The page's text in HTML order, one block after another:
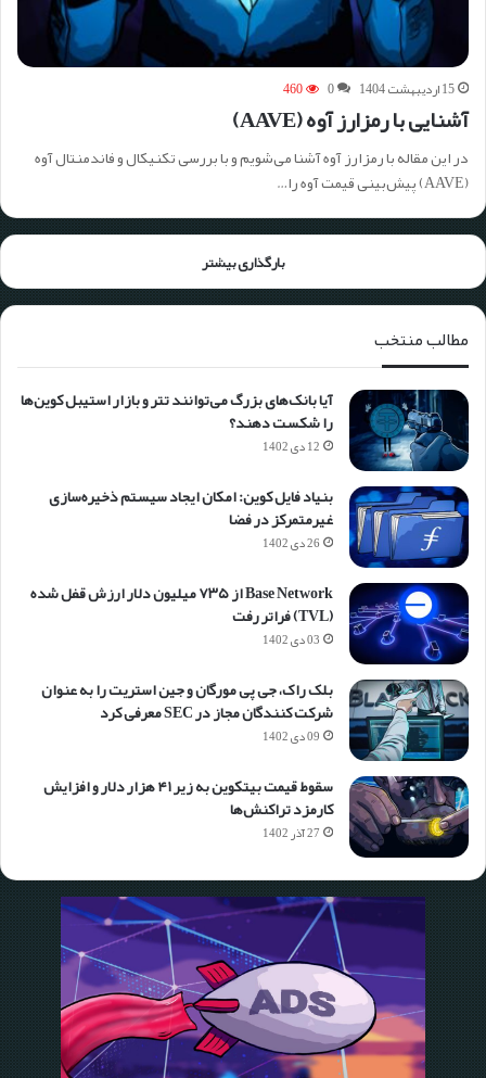
15 اردیبهشت 1404 0
460
آشنایی با رمزارز آوه (AAVE)
در این مقاله با رمزارز آوه آشنا می‌شویم و با بررسی تکنیکال و فاندمنتال آوه
(AAVE) پیش‌بینی قیمت آوه را…
بارگذاری بیشتر
مطالب منتخب
آیا بانک‌های بزرگ می‌توانند تتر و بازار استیبل کوین‌ها
را شکست دهند؟
12 دی 1402
بنیاد فایل کوین: امکان ایجاد سیستم ذخیره‌سازی
غیرمتمرکز در فضا
26 دی 1402
Base Network از ۷۳۵ میلیون دلار ارزش قفل شده
(TVL) فراتر رفت
03 دی 1402
بلک راک، جی پی مورگان و جین استریت را به عنوان
شرکت کنندگان مجاز در SEC معرفی کرد
09 دی 1402
سقوط قیمت بیتکوین به زیر ۴۱ هزار دلار و افزایش
کارمزد تراکنش‌ها
27 آذر 1402